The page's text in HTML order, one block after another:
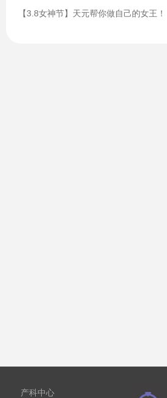
【3.8女神节】天元帮你做自己的女王！
产科中心